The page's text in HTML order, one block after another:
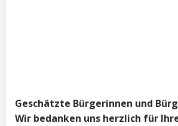
Geschätzte Bürgerinnen und
Wir bedanken uns herzlich für